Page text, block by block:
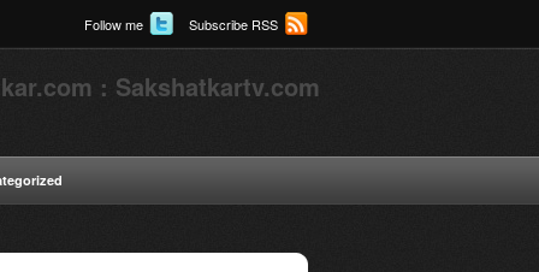
Follow me Subscribe RSS
: Sakshatkartv.com